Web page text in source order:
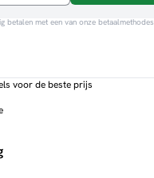
betalen met een van onze betaalmethodes
voor de beste prijs